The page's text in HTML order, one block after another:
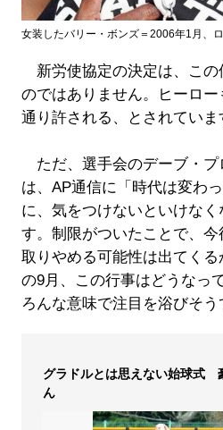
女装したバリー・ボンズ＝2006年1月、
新労使協定の決定は、この
のではありません。ヒーロ
通り許される、とされていま
ただ、選手会のデーブ・プ
は、AP通信に「時代は変わ
に、気をつけないといけな
す。制限がついたことで、
取りやめる可能性は出てく
の9月、この行事はどうなっ
ろんな意味で注目を浴びそう
グラドルとは思えない始球式
ん